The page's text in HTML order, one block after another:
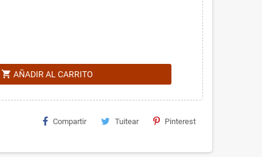
shopping_cart AÑADIR AL CARRITO
Compartir Tuitear Pinterest